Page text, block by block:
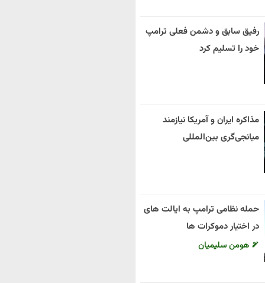
رفیق سابق و دشمن فعلی ترامپ
خود را تسلیم کرد
مذاکره ایران و آمریکا نیازمند
میانجی‌گری بین‌المللی
حمله نظامی ترامپ به ایالت های
در اختیار دموکرات ها
هومن سلیمیان